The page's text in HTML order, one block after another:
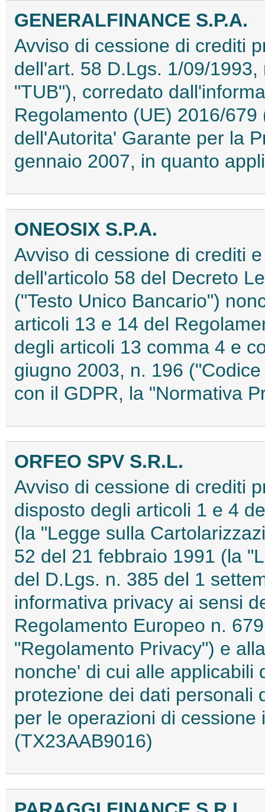
GENERALFINANCE S.P.A.
Avviso di cessione di crediti
dell'art. 58 D.Lgs. 1/09/
"TUB"), corredato
Regolamento (UE) 2016/
dell'Autorita' Garante per la
gennaio 2007, in quanto
ONEOSIX S.P.A.
Avviso di cessione di crediti
dell'articolo 58 del Decreto
("Testo Unico Bancario")
articoli 13 e 14 del
degli articoli 13 comma 4 e
giugno 2003, n. 196
con il GDPR, la "Normativa
ORFEO SPV S.R.L.
Avviso di cessione di crediti
disposto degli articoli 1 e 4
(la "Legge sulla
52 del 21 febbraio 1991 (la
del D.Lgs. n. 385 del 1
informativa privacy ai sensi
Regolamento Europeo n.
"Regolamento Privacy") e
nonche' di cui alle applicabili
protezione dei dati personali
per le operazioni di
(TX23AAB9016)